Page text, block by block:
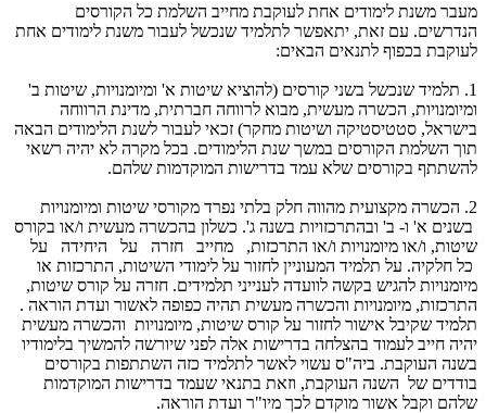
מעבר משנת לימודים אחת לעוקבת מחייב השלמת כל הקורסים
הנדרשים. עם זאת, יתאפשר לתלמיד שנכשל לעבור משנת לימודים אחת
לעוקבת בכפוף לתנאים הבאים:
1. תלמיד שנכשל בשני קורסים (להוציא שיטות א' ומיומנויות, שיטות ב'
ומיומנויות, הכשרה מעשית, מבוא לרווחה חברתית, מדינת הרווחה
בישראל, סטטיסטיקה ושיטות מחקר) זכאי לעבור לשנת הלימודים הבאה
תוך השלמת הקורסים במשך שנת הלימודים. בכל מקרה לא יהיה רשאי
להשתתף בקורסים שלא עמד בדרישות המוקדמות שלהם.
2. הכשרה מקצועית מהווה חלק בלתי נפרד מקורסי שיטות ומיומנויות
בשנים א' ו- ב' ובהתרכזויות בשנה ג'. כשלון בהכשרה מעשית ו/או בקורס
שיטות, ו/או מיומנויות ו/או התרכזות, מחייב חזרה על היחידה על
כל חלקיה. על תלמיד המעוניין לחזור על לימודי השיטות, התרכזות או
מיומנויות להגיש בקשה לוועדה לענייני תלמידים. חזרה על קורס שיטות,
התרכזות, מיומנויות והכשרה מעשית תהיה כפופה לאשור ועדת הוראה .
תלמיד שקיבל אישור לחזור על קורס שיטות, מיומנויות והכשרה מעשית
יהיה חייב לעמוד בהצלחה בדרישות אלה לפני שיורשה להמשיך בלימודיו
בשנה העוקבת. ביה"ס עשוי לאשר לתלמיד כזה השתתפות בקורסים
בודדים של השנה העוקבת, וזאת בתנאי שעמד בדרישות המוקדמות
שלהם וקבל אשור מוקדם לכך מיו"ר ועדת הוראה.